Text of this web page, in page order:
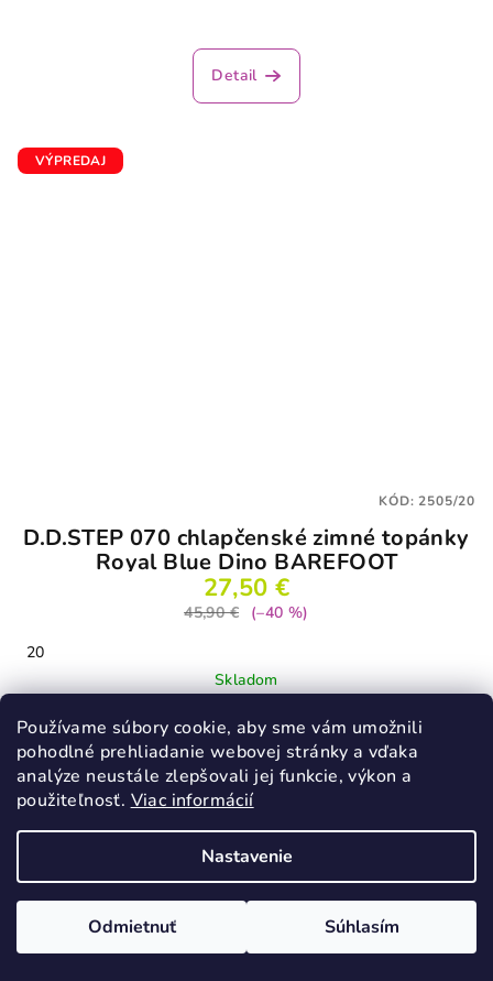
Používame súbory cookie, aby sme vám umožnili
pohodlné prehliadanie webovej stránky a vďaka
analýze neustále zlepšovali jej funkcie, výkon a
použiteľnosť. Viac informácií
Nastavenie
Odmietnuť Súhlasím
Detail
VÝPREDAJ
D.D.STEP 070 chlapčenské zimné topánky
Royal Blue Dino BAREFOOT
27,50 €
45,90 €
(–40 %)
20
Skladom
Detail
KÓD:2505/20
Odoberať newsletter